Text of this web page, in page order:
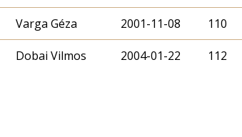
Varga Géza 2001-11-08 110
Dobai Vilmos 2004-01-22 112